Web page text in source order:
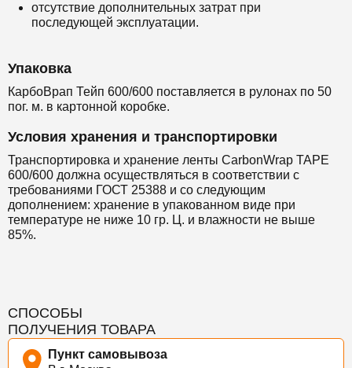
отсутствие дополнительных затрат при
последующей эксплуатации.
Упаковка
КарбоВрап Тейп 600/600 поставляется в рулонах по 50
пог. м. в картонной коробке.
Условия хранения и транспортировки
Транспортировка и хранение ленты CarbonWrap TAPE
600/600 должна осуществляться в соответствии с
требованиями ГОСТ 25388 и со следующим
дополнением: хранение в упакованном виде при
температуре не ниже 10 гр. Ц. и влажности не выше
85%.
СПОСОБЫ
ПОЛУЧЕНИЯ ТОВАРА
Пункт самовывоза